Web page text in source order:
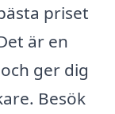
priset
är en
ger dig
Besök